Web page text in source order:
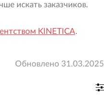
искать заказчиков.
KINETICA.
Обновлено 31.03.2025